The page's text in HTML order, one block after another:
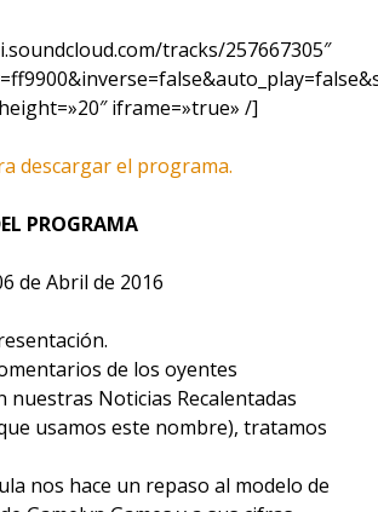
tracks/257667305″
iframe=»true» /]
descargar el programa.
PROGRAMA
de Abril de 2016
de los oyentes
nuestras Noticias Recalentadas
usamos este nombre), tratamos
nos hace un repaso al modelo de